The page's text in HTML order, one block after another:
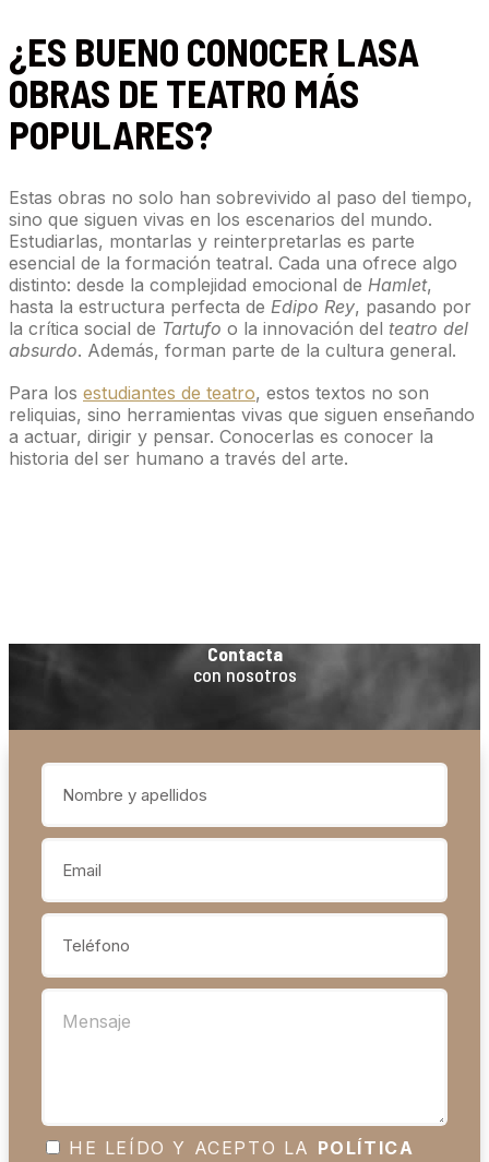
¿ES BUENO CONOCER LASA
OBRAS DE TEATRO MÁS
POPULARES?
Estas obras no solo han sobrevivido al paso del tiempo,
sino que siguen vivas en los escenarios del mundo.
Estudiarlas, montarlas y reinterpretarlas es parte
esencial de la formación teatral. Cada una ofrece algo
distinto: desde la complejidad emocional de Hamlet,
hasta la estructura perfecta de Edipo Rey, pasando por
la crítica social de Tartufo o la innovación del teatro del
absurdo. Además, forman parte de la cultura general.
Para los estudiantes de teatro, estos textos no son
reliquias, sino herramientas vivas que siguen enseñando
a actuar, dirigir y pensar. Conocerlas es conocer la
historia del ser humano a través del arte.
Contacta
con nosotros
HE LEÍDO Y ACEPTO LA POLÍTICA